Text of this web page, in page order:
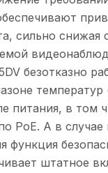
сильно снижая
безотказно
температур
питания, в том
PoE. А в случае
функция
штатное